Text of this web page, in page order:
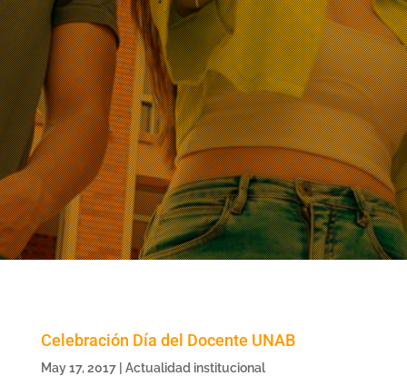
Celebración Día del Docente UNAB
May 17, 2017| Actualidad institucional